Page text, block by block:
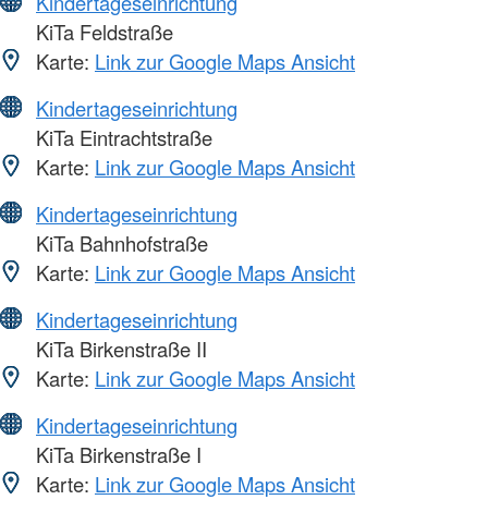
KiTa Feldstraße
Karte: Link zur Google Maps Ansicht
Kindertageseinrichtung
KiTa Eintrachtstraße
Karte: Link zur Google Maps Ansicht
Kindertageseinrichtung
KiTa Bahnhofstraße
Karte: Link zur Google Maps Ansicht
Kindertageseinrichtung
KiTa Birkenstraße II
Karte: Link zur Google Maps Ansicht
Kindertageseinrichtung
KiTa Birkenstraße I
Karte: Link zur Google Maps Ansicht